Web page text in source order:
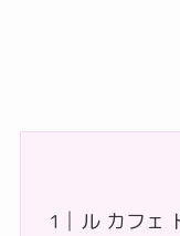
ル カフェ